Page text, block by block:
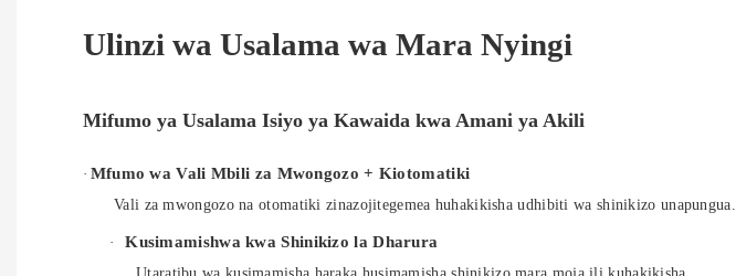
Ulinzi wa Usalama wa Mara Nyingi
Mifumo ya Usalama Isiyo ya Kawaida kwa Amani ya Akili
· Mfumo wa Vali Mbili za Mwongozo + Kiotomatiki
Vali za mwongozo na otomatiki zinazojitegemea huhakikisha udhibiti wa shinikizo unapungua.
· Kusimamishwa kwa Shinikizo la Dharura